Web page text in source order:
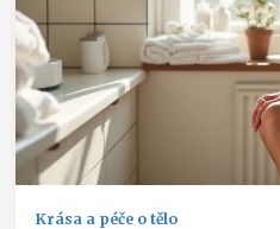
Krása a péče o tělo